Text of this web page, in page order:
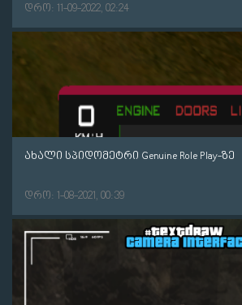
დრო: 11-09-2022, 02:24
ახალი სპიდომეტრი Genuine Role Play-ზე
დრო: 1-08-2021, 00:39